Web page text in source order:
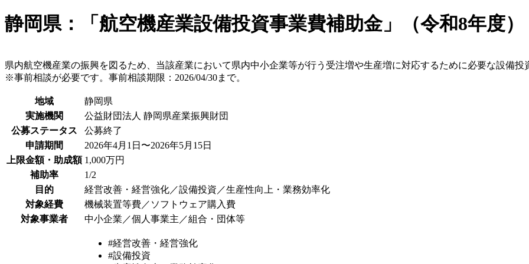
静岡県：「航空機産業設備投資事業費補助金」（令和8年度）
県内航空機産業の振興を図るため、当該産業において県内中小企業等が行う受注増や生産増に対応するために必要な設備投
※事前相談が必要です。事前相談期限：2026/04/30まで。
地域
静岡県
実施機関
公益財団法人 静岡県産業振興財団
公募ステータス
公募終了
申請期間
2026年4月1日〜2026年5月15日
上限金額・助成額 1,000万円
補助率
1/2
目的
経営改善・経営強化／設備投資／生産性向上・業務効率化
対象経費
機械装置等費／ソフトウェア購入費
対象事業者
中小企業／個人事業主／組合・団体等
#経営改善・経営強化
#設備投資